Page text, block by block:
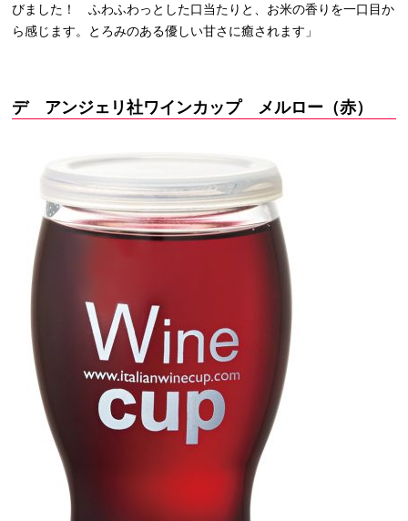
びました！ ふわふわっとした口当たりと、お米の香りを一口目か
ら感じます。とろみのある優しい甘さに癒されます」
デ アンジェリ社ワインカップ メルロー（赤）